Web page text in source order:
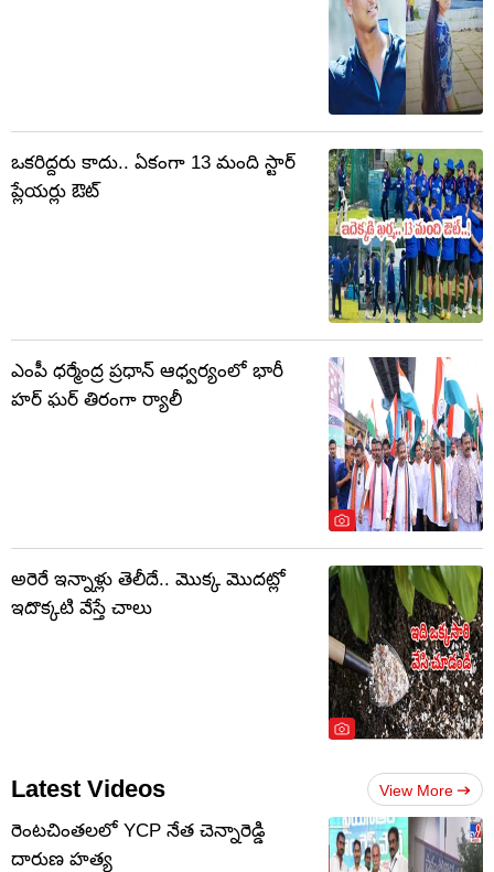
ఒకరిద్దరు కాదు.. ఏకంగా 13 మంది స్టార్
ప్లేయర్లు ఔట్
ఎంపీ ధర్మేంద్ర ప్రధాన్ ఆధ్వర్యంలో భారీ
హర్ ఘర్ తిరంగా ర్యాలీ
అరెరే ఇన్నాళ్లు తెలీదే.. మొక్క మొదట్లో
ఇదొక్కటి వేస్తే చాలు
Latest Videos View More
రెంటచింతలలో YCP నేత చెన్నారెడ్డి
దారుణ హత్య